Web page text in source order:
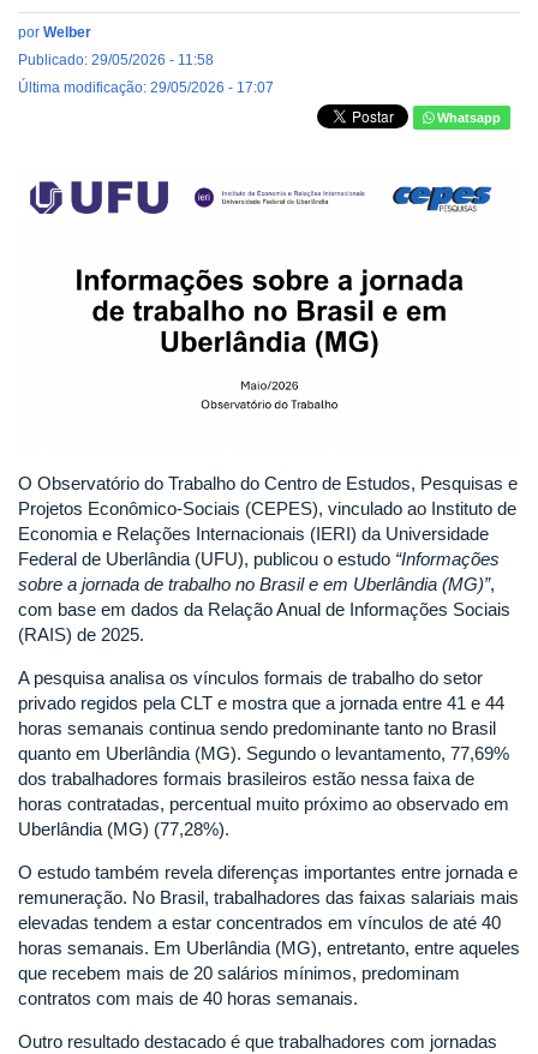
por Welber
Publicado: 29/05/2026 - 11:58
Última modificação: 29/05/2026 - 17:07
Whatsapp
O Observatório do Trabalho do Centro de Estudos, Pesquisas e
Projetos Econômico-Sociais (CEPES), vinculado ao Instituto de
Economia e Relações Internacionais (IERI) da Universidade
Federal de Uberlândia (UFU), publicou o estudo “Informações
sobre a jornada de trabalho no Brasil e em Uberlândia (MG)”,
com base em dados da Relação Anual de Informações Sociais
(RAIS) de 2025.
A pesquisa analisa os vínculos formais de trabalho do setor
privado regidos pela CLT e mostra que a jornada entre 41 e 44
horas semanais continua sendo predominante tanto no Brasil
quanto em Uberlândia (MG). Segundo o levantamento, 77,69%
dos trabalhadores formais brasileiros estão nessa faixa de
horas contratadas, percentual muito próximo ao observado em
Uberlândia (MG) (77,28%).
O estudo também revela diferenças importantes entre jornada e
remuneração. No Brasil, trabalhadores das faixas salariais mais
elevadas tendem a estar concentrados em vínculos de até 40
horas semanais. Em Uberlândia (MG), entretanto, entre aqueles
que recebem mais de 20 salários mínimos, predominam
contratos com mais de 40 horas semanais.
Outro resultado destacado é que trabalhadores com jornadas